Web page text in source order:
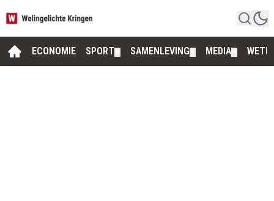
ECONOMIE SPORT SAMENLEVING MEDIA